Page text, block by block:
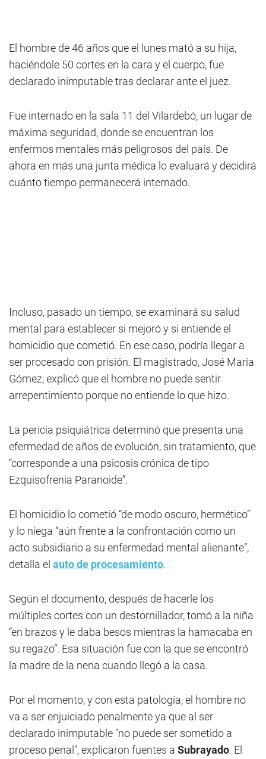
El hombre de 46 años que el lunes mató a su hija,
haciéndole 50 cortes en la cara y el cuerpo, fue
declarado inimputable tras declarar ante el juez.
Fue internado en la sala 11 del Vilardebó, un lugar de
máxima seguridad, donde se encuentran los
enfermos mentales más peligrosos del país. De
ahora en más una junta médica lo evaluará y decidirá
cuánto tiempo permanecerá internado.
Incluso, pasado un tiempo, se examinará su salud
mental para establecer si mejoró y si entiende el
homicidio que cometió. En ese caso, podría llegar a
ser procesado con prisión. El magistrado, José María
Gómez, explicó que el hombre no puede sentir
arrepentimiento porque no entiende lo que hizo.
La pericia psiquiátrica determinó que presenta una
efermedad de años de evolución, sin tratamiento, que
“corresponde a una psicosis crónica de tipo
Ezquisofrenia Paranoide”.
El homicidio lo cometió “de modo oscuro, hermético”
y lo niega “aún frente a la confrontación como un
acto subsidiario a su enfermedad mental alienante”,
detalla el auto de procesamiento.
Según el documento, después de hacerle los
múltiples cortes con un destornillador, tomó a la niña
“en brazos y le daba besos mientras la hamacaba en
su regazo”. Esa situación fue con la que se encontró
la madre de la nena cuando llegó a la casa.
Por el momento, y con esta patología, el hombre no
va a ser enjuiciado penalmente ya que al ser
declarado inimputable "no puede ser sometido a
proceso penal", explicaron fuentes a Subrayado. El